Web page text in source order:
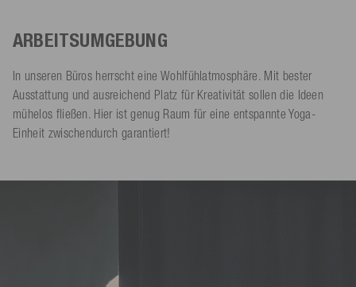
ARBEITSUMGEBUNG
In unseren Büros herrscht eine Wohlfühlatmosphäre. Mit bester
Ausstattung und ausreichend Platz für Kreativität sollen die Ideen
mühelos fließen. Hier ist genug Raum für eine entspannte Yoga-
Einheit zwischendurch garantiert!